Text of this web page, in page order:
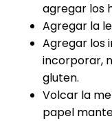
agregar los
Agregar la
Agregar los
incorporar,
gluten.
Volcar la
papel